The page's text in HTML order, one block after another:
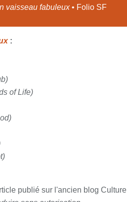
vaisseau fabuleux• Folio SF
:
of Life)
publié sur l'ancien blog Culture